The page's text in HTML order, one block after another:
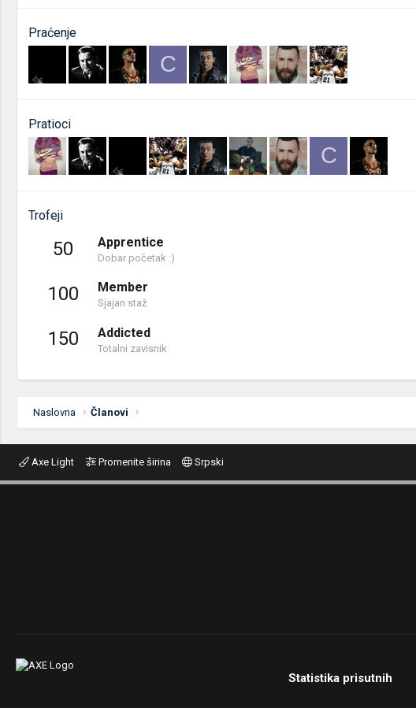
Praćenje
C
Pratioci
C
Trofeji
50 Apprentice
Dobar početak :)
100 Member
Sjajan staž
150 Addicted
Totalni zavisnik
Naslovna Članovi
Axe Light Promenite širina Srpski
Statistika prisutnih